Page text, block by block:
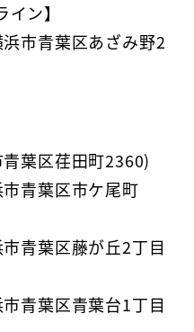
ン】
市青葉区あざみ野2
葉区荏田町2360)
青葉区市ケ尾町
青葉区藤が丘2丁目
青葉区青葉台1丁目